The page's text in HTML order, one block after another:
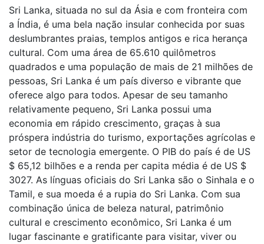
Sri Lanka, situada no sul da Ásia e com fronteira com
a Índia, é uma bela nação insular conhecida por suas
deslumbrantes praias, templos antigos e rica herança
cultural. Com uma área de 65.610 quilômetros
quadrados e uma população de mais de 21 milhões de
pessoas, Sri Lanka é um país diverso e vibrante que
oferece algo para todos. Apesar de seu tamanho
relativamente pequeno, Sri Lanka possui uma
economia em rápido crescimento, graças à sua
próspera indústria do turismo, exportações agrícolas e
setor de tecnologia emergente. O PIB do país é de US
$ 65,12 bilhões e a renda per capita média é de US $
3027. As línguas oficiais do Sri Lanka são o Sinhala e o
Tamil, e sua moeda é a rupia do Sri Lanka. Com sua
combinação única de beleza natural, patrimônio
cultural e crescimento econômico, Sri Lanka é um
lugar fascinante e gratificante para visitar, viver ou